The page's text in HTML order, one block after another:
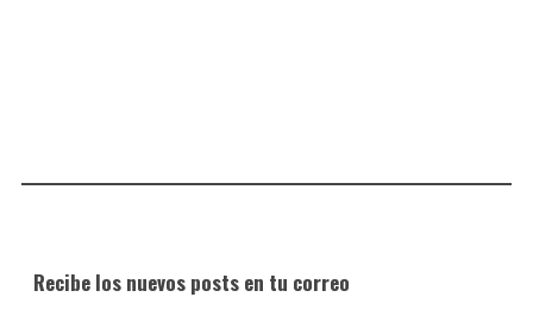
Recibe los nuevos posts en tu correo